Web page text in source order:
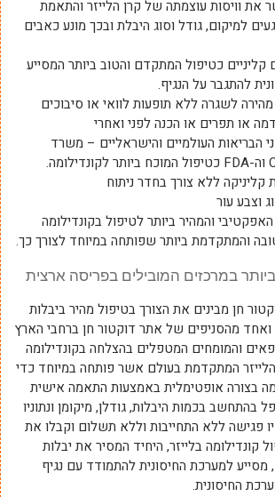
את וויסות עוצמתה של קרן הלייזר והתאמת
למיקום, גודל וסוג היבלת ובכך מונע כאבים
קליניים כטיפול המתקדם והטוב ביותר המסייע
להתגבר על הנגיף.
לשגרה ללא תופעות לוואי או סיבוכים
או תפרים או הכנה לפני ואחרי
הבריאות העולמיים והישראליים – משרד
קליניקה ללא צורך בחדר ניתוח
וצבע עור
והמהיר ביותר לטיפול בקונדילומה
והמתקדמת ביותר שפותחה במיוחד לצורך כך.
במרכזים המובילים בפריסה ארצית
חן מבינים את הצורך בטיפול מהיר ביבלות
ואחד מהסניפים של אתר דוקטור חן ברחבי הארץ
והמומחים המטפלים בהצלחה בקונדילומה
המתקדמת בעולם אשר פותחה במיוחד כדי
בצורה אופטימלית באמצעות התאמה אישית
בהתחשב בכמות היבלות, גודלן, מיקומן ונתוניו
פגישה ללא התחייבות וללא תשלום וקבלו את
קונדילומה בלייזר, היחיד המסיר את יבלות
מסייע למערכת החיסונית להתמודד עם נגיף